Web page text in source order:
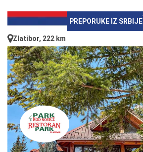
PREPORUKE IZ SRBIJE
Zlatibor, 222 km